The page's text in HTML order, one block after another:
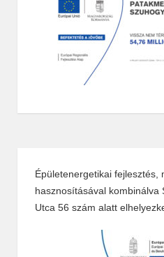
Épületenergetikai fejlesztés,
hasznosításával kombinálva
Utca 56 szám alatt